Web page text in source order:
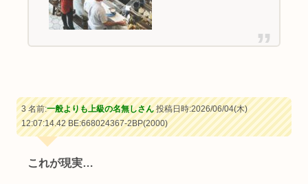
3 名前:一般よりも上級の名無しさん投稿日時:2026/06/04(木)
12:07:14.42 BE:668024367-2BP(2000)
これが現実…